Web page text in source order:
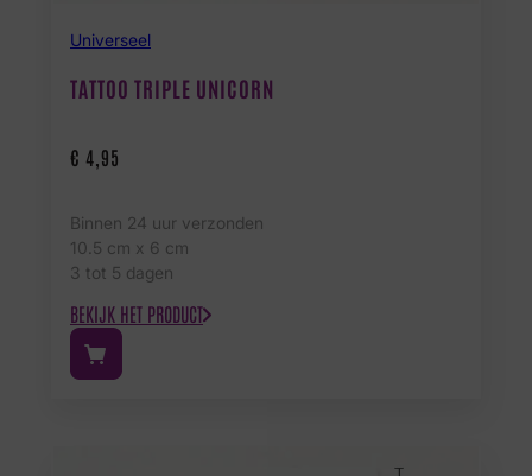
Universeel
TATTOO TRIPLE UNICORN
€ 4,95
Binnen 24 uur verzonden
10.5 cm x 6 cm
3 tot 5 dagen
BEKIJK HET PRODUCT